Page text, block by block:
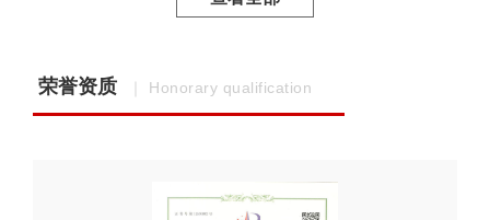
荣誉资质 ｜ Honorary qualification